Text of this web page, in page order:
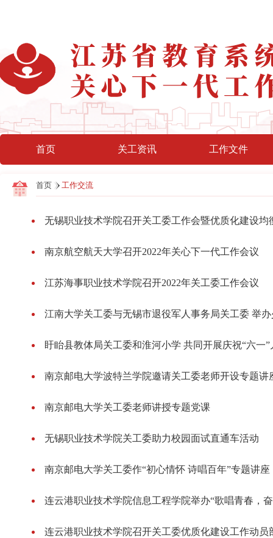
首页 关工资讯 工作文件
首页 工作交流
无锡职业技术学院召开关工委工作会暨优质化建设均
南京航空航天大学召开2022年关心下一代工作会议
江苏海事职业技术学院召开2022年关工委工作会议
江南大学关工委与无锡市退役军人事务局关工委 举
盱眙县教体局关工委和淮河小学 共同开展庆祝“六一
南京邮电大学波特兰学院邀请关工委老师开设专题讲
南京邮电大学关工委老师讲授专题党课
无锡职业技术学院关工委助力校园面试直通车活动
南京邮电大学关工委作“初心情怀 诗唱百年”专题讲座
连云港职业技术学院信息工程学院举办“歌唱青春，
连云港职业技术学院召开关工委优质化建设工作动员